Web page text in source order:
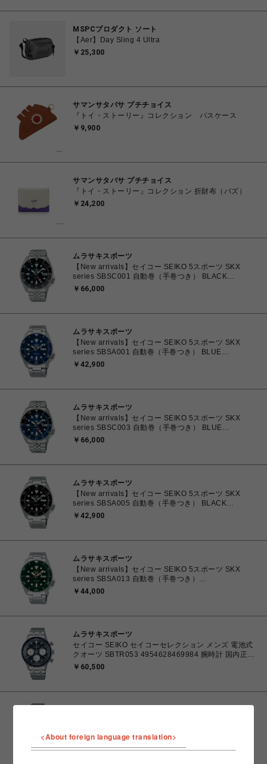
MSPCプロダクト ソート
【Aer】Day Sling 4 Ultra
￥25,300
サマンサタバサ プチチョイス
『トイ・ストーリー』コレクション パスケース
￥9,900
サマンサタバサ プチチョイス
『トイ・ストーリー』コレクション 折財布（バズ）
￥24,200
ムラサキスポーツ
【New arrivals】セイコー SEIKO 5スポーツ SKX
series SBSC001 自動巻（手巻つき） BLACK
4954628462381 腕時計 国内正規品 【送料無料 北海
￥66,000
ムラサキスポーツ
【New arrivals】セイコー SEIKO 5スポーツ SKX
series SBSA001 自動巻（手巻つき） BLUE
4954628452740 腕時計 国内正規品 【送料無料 北海
￥42,900
ムラサキスポーツ
【New arrivals】セイコー SEIKO 5スポーツ SKX
series SBSC003 自動巻（手巻つき） BLUE
4954628462398 腕時計 国内正規品 【送料無料 北海
￥66,000
ムラサキスポーツ
【New arrivals】セイコー SEIKO 5スポーツ SKX
series SBSA005 自動巻（手巻つき） BLACK
4954628452795 腕時計 国内正規品 【送料無料 北海
￥42,900
ムラサキスポーツ
【New arrivals】セイコー SEIKO 5スポーツ SKX
series SBSA013 自動巻（手巻つき）
4954628452832 腕時計 国内正規品 【送料無料 北海
￥44,000
ムラサキスポーツ
セイコー SEIKO セイコーセレクション メンズ 電池式
クオーツ SBTR053 4954628469984 腕時計 国内正規
品 【送料無料 北海道/沖縄/離島除く】
￥60,500
品 【送料無料 北海道/沖縄/離島除く】
￥60,500
<About foreign language translation>